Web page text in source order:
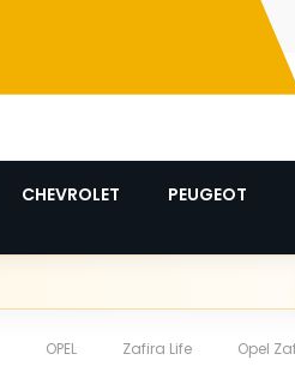
CHEVROLET PEUGEOT
OPEL Zafira Life Opel